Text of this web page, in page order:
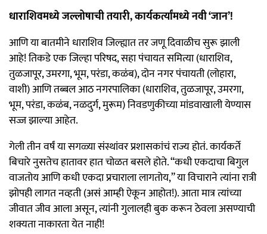
धाराशिवमध्ये जल्लोषाची तयारी, कार्यकर्त्यांमध्ये नवी ‘जान’!
आणि या बातमीने धाराशिव जिल्ह्यात तर जणू दिवाळीच सुरू झाली
आहे! तिकडे एक जिल्हा परिषद, सहा पंचायत समित्या (धाराशिव,
तुळजापूर, उमरगा, भूम, परंडा, कळंब), दोन नगर पंचायती (लोहारा,
वाशी) आणि तब्बल आठ नगरपालिका (धाराशिव, तुळजापूर, उमरगा,
भूम, परंडा, कळंब, नळदुर्ग, मुरूम) निवडणुकीच्या मांडवाखाली येण्यास
सज्ज झाल्या आहेत.
गेली तीन वर्षं या सगळ्या संस्थांवर प्रशासकांचं राज्य होतं. कार्यकर्ते
बिचारे नुसतेच हातावर हात चोळत बसले होते. “कधी एकदाचा बिगुल
वाजतोय आणि कधी एकदा प्रचाराला लागतोय,” या विचाराने त्यांना रात्री
झोपही लागत नव्हती (असं आम्ही ऐकून आहोत!). आता मात्र त्यांच्या
जीवात जीव आला असून, त्यांनी गुलालही बुक करून ठेवला असण्याची
शक्यता नाकारता येत नाही!